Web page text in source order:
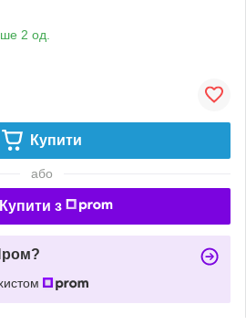
2 од.
Купити
або
Купити з